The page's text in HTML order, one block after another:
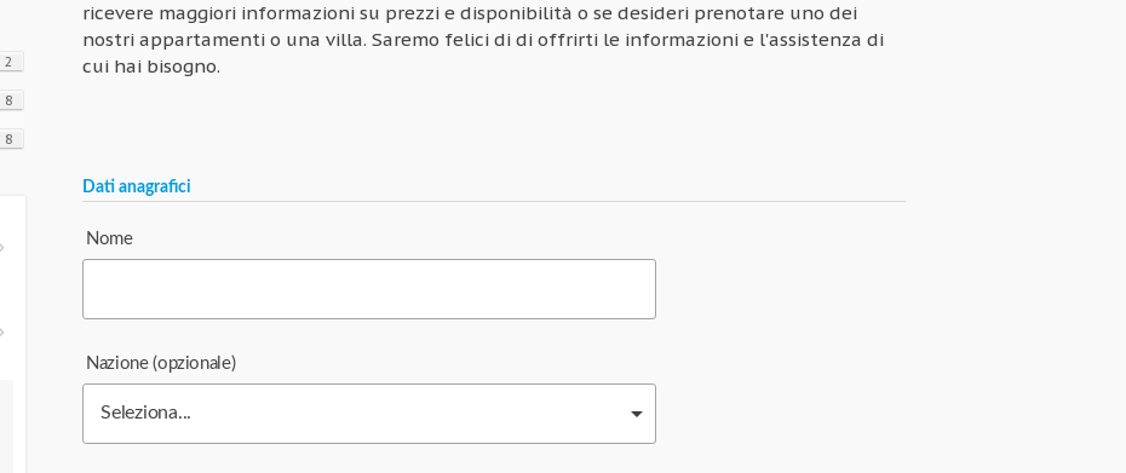
2
8
8
ricevere maggiori informazioni su prezzi e disponibilità o se desideri prenotare uno dei
nostri appartamenti o una villa. Saremo felici di di offrirti le informazioni e l'assistenza di
cui hai bisogno.
Dati anagrafici
Nome
Nazione(opzionale)